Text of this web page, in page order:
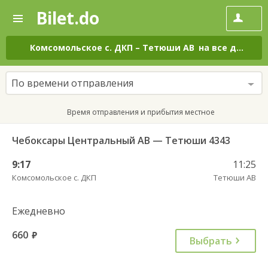
—
Поиск
и
покупка
билетов
на
автобус
онлайн
Bilet.do
Комсомольское с. ДКП – Тетюши АВ на все дни
По времени отправления
Время отправления и прибытия местное
Чебоксары Центральный АВ — Тетюши 4343
9:17
Комсомольское с. ДКП
11:25
Тетюши АВ
Ежедневно
660 руб. Выбрать